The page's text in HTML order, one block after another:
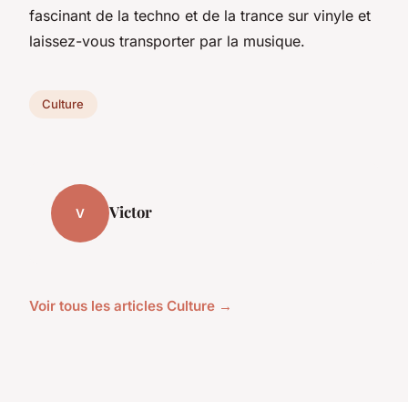
fascinant de la techno et de la trance sur vinyle et
laissez-vous transporter par la musique.
Culture
V Victor
Voir tous les articles Culture →